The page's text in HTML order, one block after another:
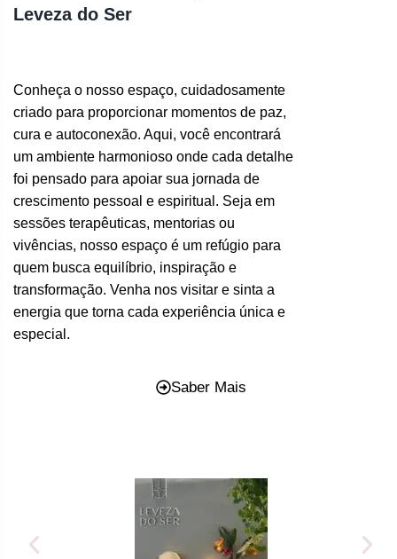
Leveza do Ser
Conheça o nosso espaço, cuidadosamente
criado para proporcionar momentos de paz,
cura e autoconexão. Aqui, você encontrará
um ambiente harmonioso onde cada detalhe
foi pensado para apoiar sua jornada de
crescimento pessoal e espiritual. Seja em
sessões terapêuticas, mentorias ou
vivências, nosso espaço é um refúgio para
quem busca equilíbrio, inspiração e
transformação. Venha nos visitar e sinta a
energia que torna cada experiência única e
especial.
Saber Mais